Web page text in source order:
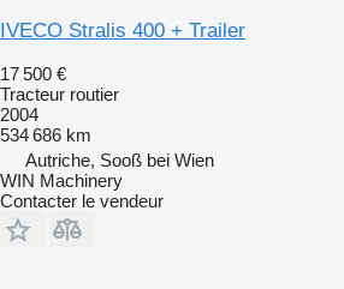
IVECO Stralis 400 + Trailer
17 500 €
Tracteur routier
2004
534 686 km
Autriche, Sooß bei Wien
WIN Machinery
Contacter le vendeur